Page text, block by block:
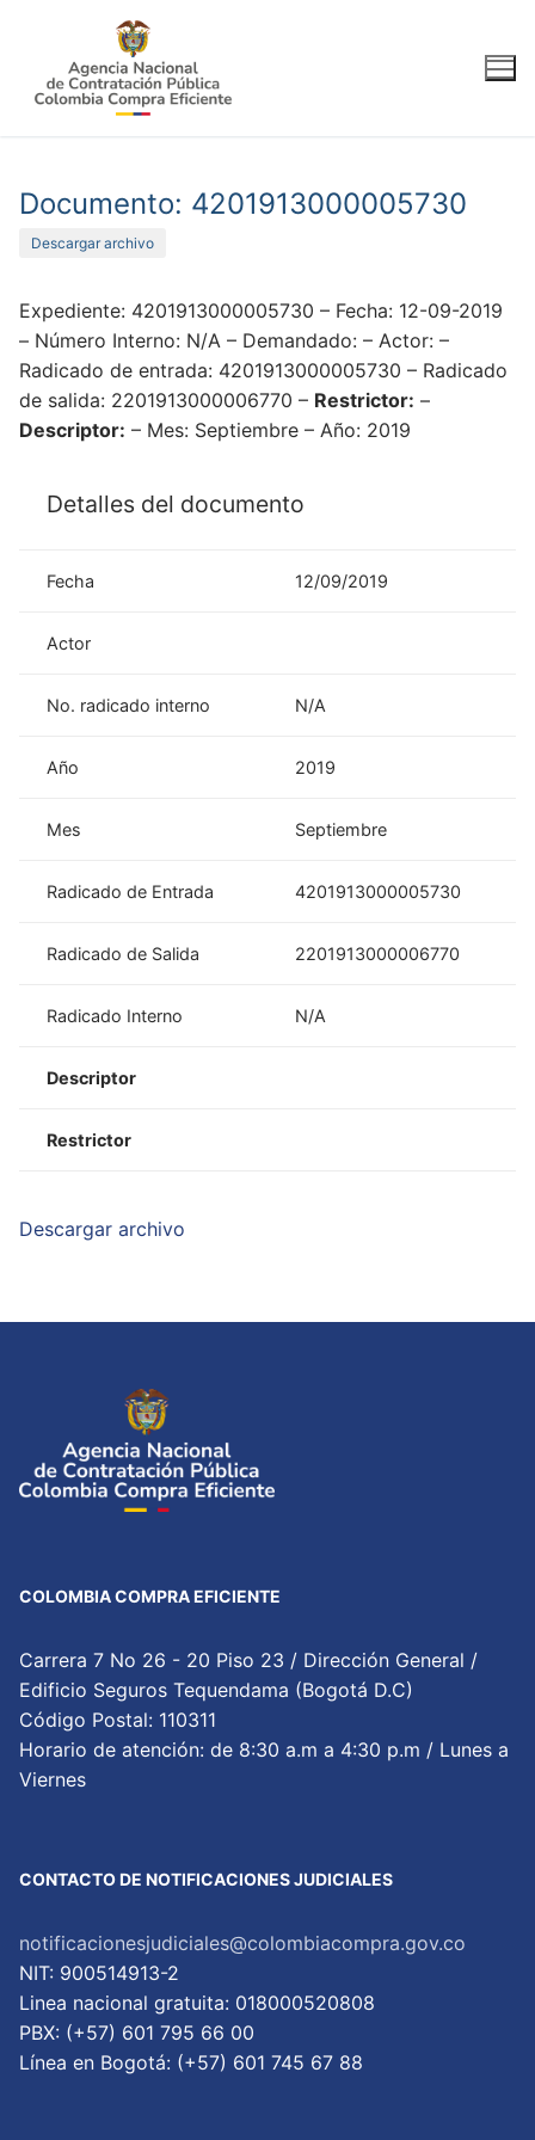
contenido
Documento: 4201913000005730
Descargar archivo
Expediente: 4201913000005730 – Fecha: 12-09-2019
– Número Interno: N/A – Demandado: – Actor: –
Radicado de entrada: 4201913000005730 – Radicado
de salida: 2201913000006770 – Restrictor: –
Descriptor: – Mes: Septiembre – Año: 2019
Detalles del documento
Fecha 12/09/2019
Actor
No. radicado interno N/A
Año 2019
Mes Septiembre
Radicado de Entrada 4201913000005730
Radicado de Salida 2201913000006770
Radicado Interno N/A
Descriptor
Restrictor
Descargar archivo
COLOMBIA COMPRA EFICIENTE
Carrera 7 No 26 - 20 Piso 23 / Dirección General /
Edificio Seguros Tequendama (Bogotá D.C)
Código Postal: 110311
Horario de atención: de 8:30 a.m a 4:30 p.m / Lunes a
Viernes
CONTACTO DE NOTIFICACIONES JUDICIALES
notificacionesjudiciales@colombiacompra.gov.co
NIT: 900514913-2
Linea nacional gratuita: 018000520808
PBX: (+57) 601 795 66 00
Lí­nea en Bogotá: (+57) 601 745 67 88